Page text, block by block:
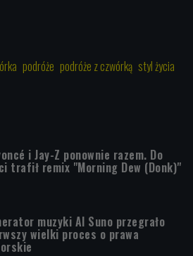
podróże podróże z czwórką styl życia
i Jay-Z ponownie razem. Do
trafił remix "Morning Dew (Donk)"
muzyki AI Suno przegrało
wielki proces o prawa